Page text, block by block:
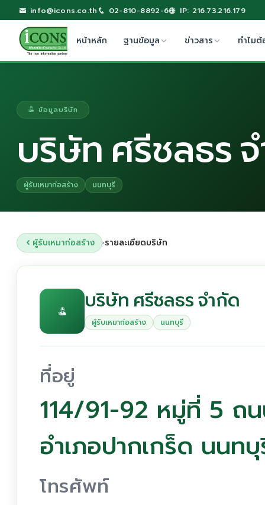
info@icons.co.th 02-810-8892-6 IP: 216.73.216.179
หน้าหลัก ฐานข้อมูล ข่าวสาร ทำไมต้
ข้อมูลบริษัท
บริษัท ศรีชลธร
ผู้รับเหมาก่อสร้าง นนทบุรี
ผู้รับเหมาก่อสร้าง ›รายละเอียดบริษัท
บริษัท ศรีชลธร จำกัด
ผู้รับเหมาก่อสร้าง นนทบุรี
ที่อยู่
114/91-92 หมู่ที่ 5 ถ
อำเภอปากเกร็ด นนทบุ
โทรศัพท์